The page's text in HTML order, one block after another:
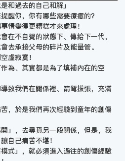
和過去的自己和解」
醒你，你有哪些需要療癒的？
情變得更糟糕才來處理！
在不自覺的狀態下、傳給下一代，
去承接父母的碎片及能量管。
虛寂寞！
為、其實都是為了填補內在的空
致我們在關係裡、箭弩拔張，充滿
，於是我們再次經驗到童年的創傷
」，去尋覓另一段關係，但是，我
自己痛苦不堪！
式」，就必須進入過往的創傷經驗